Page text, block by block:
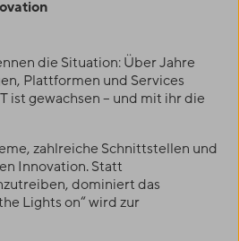
die Situation: Über Jahre
Plattformen und Services
ist gewachsen – und mit ihr die
zahlreiche Schnittstellen und
Innovation. Statt
dominiert das
Lights on“ wird zur